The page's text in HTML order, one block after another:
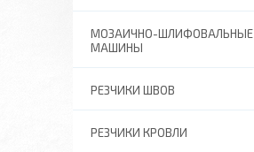
МОЗАИЧНО-ШЛИФОВАЛЬНЫЕ
МАШИНЫ
РЕЗЧИКИ ШВОВ
РЕЗЧИКИ КРОВЛИ